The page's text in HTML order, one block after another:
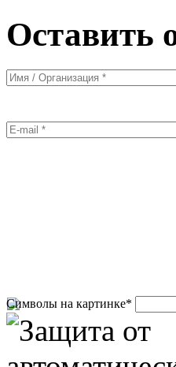
Оставить
Символы на картинке*